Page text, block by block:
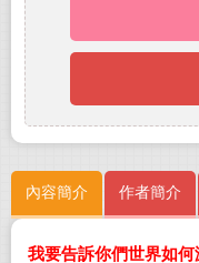
內容簡介 作者簡介
我要告訴你們世界如何